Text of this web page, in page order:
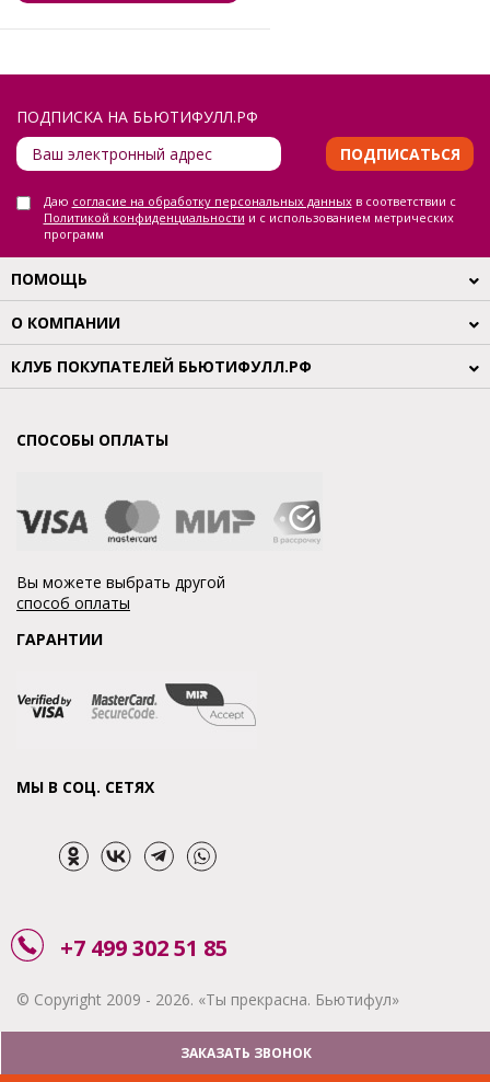
ПОДПИСКА НА БЬЮТИФУЛЛ.РФ
ПОДПИСАТЬСЯ
Даю согласие на обработку персональных данныхв соответствии с
Политикой конфиденциальности и с использованием метрических
программ
ПОМОЩЬ
О КОМПАНИИ
КЛУБ ПОКУПАТЕЛЕЙ БЬЮТИФУЛЛ.РФ
СПОСОБЫ ОПЛАТЫ
Вы можете выбрать другой
способ оплаты
ГАРАНТИИ
МЫ В СОЦ. СЕТЯХ
+7 499 302 51 85
© Copyright 2009 - 2026. «Ты прекрасна. Бьютифул»
ЗАКАЗАТЬ ЗВОНОК